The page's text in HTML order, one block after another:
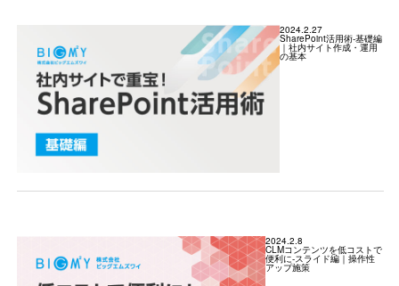
2024.2.27
SharePoint活用術-基礎編
｜社内サイト作成・運用
の基本
2024.2.8
CLMコンテンツを低コストで
便利に-スライド編｜操作性
アップ施策